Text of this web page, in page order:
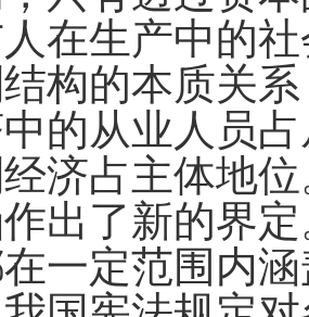
在生产中的
构的本质关
的从业人员
济占主体地
出了新的界
一定范围内